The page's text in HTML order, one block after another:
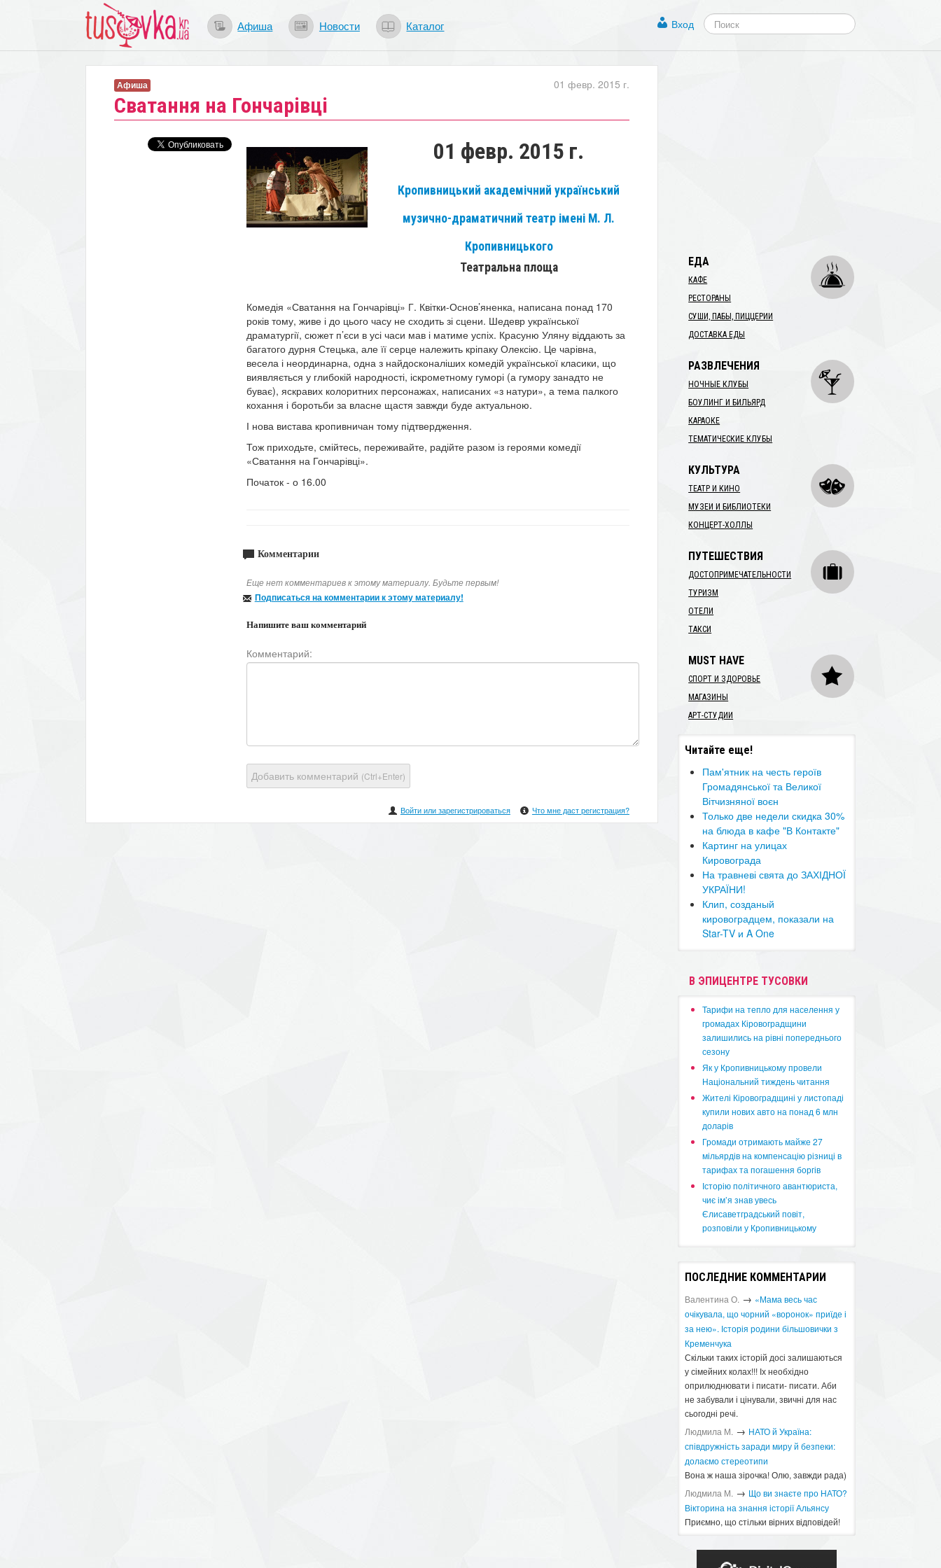
Афиша Новости Каталог Вход
Сватання на Гончарівці
01 февр. 2015 г.
Афиша
01 февр. 2015 г.
Кропивницький академічний український
музично-драматичний театр імені М. Л.
Кропивницького
Театральна площа
Комедія «Сватання на Гончарівці» Г. Квітки-Основ’яненка, написана понад 170
років тому, живе і до цього часу не сходить зі сцени. Шедевр української
драматургії, сюжет п’єси в усі часи мав і матиме успіх. Красуню Уляну віддають за
багатого дурня Стецька, але її серце належить кріпаку Олексію. Це чарівна,
весела і неординарна, одна з найдосконаліших комедій української класики, що
виявляється у глибокій народності, іскрометному гуморі (а гумору занадто не
буває), яскравих колоритних персонажах, написаних «з натури», а тема палкого
кохання і боротьби за власне щастя завжди буде актуальною.
І нова вистава кропивничан тому підтвердження.
Тож приходьте, смійтесь, переживайте, радійте разом із героями комедії
«Сватання на Гончарівці».
Початок - о 16.00
Комментарии
Еще нет комментариев к этому материалу. Будьте первым!
Подписаться на комментарии к этому материалу!
Напишите ваш комментарий
Комментарий:
Добавить комментарий (Ctrl+Enter)
Войти или зарегистрироваться Что мне даст регистрация?
ЕДА
КАФЕ
РЕСТОРАНЫ
СУШИ, ПАБЫ, ПИЦЦЕРИИ
ДОСТАВКА ЕДЫ
РАЗВЛЕЧЕНИЯ
НОЧНЫЕ КЛУБЫ
БОУЛИНГ И БИЛЬЯРД
КАРАОКЕ
ТЕМАТИЧЕСКИЕ КЛУБЫ
КУЛЬТУРА
ТЕАТР И КИНО
МУЗЕИ И БИБЛИОТЕКИ
КОНЦЕРТ-ХОЛЛЫ
ПУТЕШЕСТВИЯ
ДОСТОПРИМЕЧАТЕЛЬНОСТИ
ТУРИЗМ
ОТЕЛИ
ТАКСИ
MUST HAVE
СПОРТ И ЗДОРОВЬЕ
МАГАЗИНЫ
АРТ-СТУДИИ
Читайте еще!
Пам'ятник на честь героїв
Громадянської та Великої
Вітчизняної воєн
Только две недели скидка 30%
на блюда в кафе "В Контакте"
Картинг на улицах
Кировограда
На травневі свята до ЗАХІДНОЇ
УКРАЇНИ!
Клип, созданый
кировоградцем, показали на
Star-TV и A One
В ЭПИЦЕНТРЕ ТУСОВКИ
​Тарифи на тепло для населення у
громадах Кіровоградщини
залишились на рівні попереднього
сезону
​Як у Кропивницькому провели
Національний тиждень читання
​Жителі Кіровоградщині у листопаді
купили нових авто на понад 6 млн
доларів
​Громади отримають майже 27
мільярдів на компенсацію різниці в
тарифах та погашення боргів
Історію політичного авантюриста,
чиє ім’я знав увесь
Єлисаветградський повіт,
розповіли у Кропивницькому
ПОСЛЕДНИЕ КОММЕНТАРИИ
Валентина О. → «Мама весь час
очікувала, що чорний «воронок» приїде і
за нею». Історія родини більшовички з
Кременчука
Скільки таких історій досі залишаються
у сімейних колах!!! Іх необхідно
оприлюднювати і писати- писати. Аби
не забували і цінували, звичні для нас
сьогодні речі.
Людмила М. → ​НАТО й Україна:
співдружність заради миру й безпеки:
долаємо стереотипи
Вона ж наша зірочка! Олю, завжди рада)
Людмила М. → Що ви знаєте про НАТО?
Вікторина на знання історії Альянсу ​
Приємно, що стільки вірних відповідей!